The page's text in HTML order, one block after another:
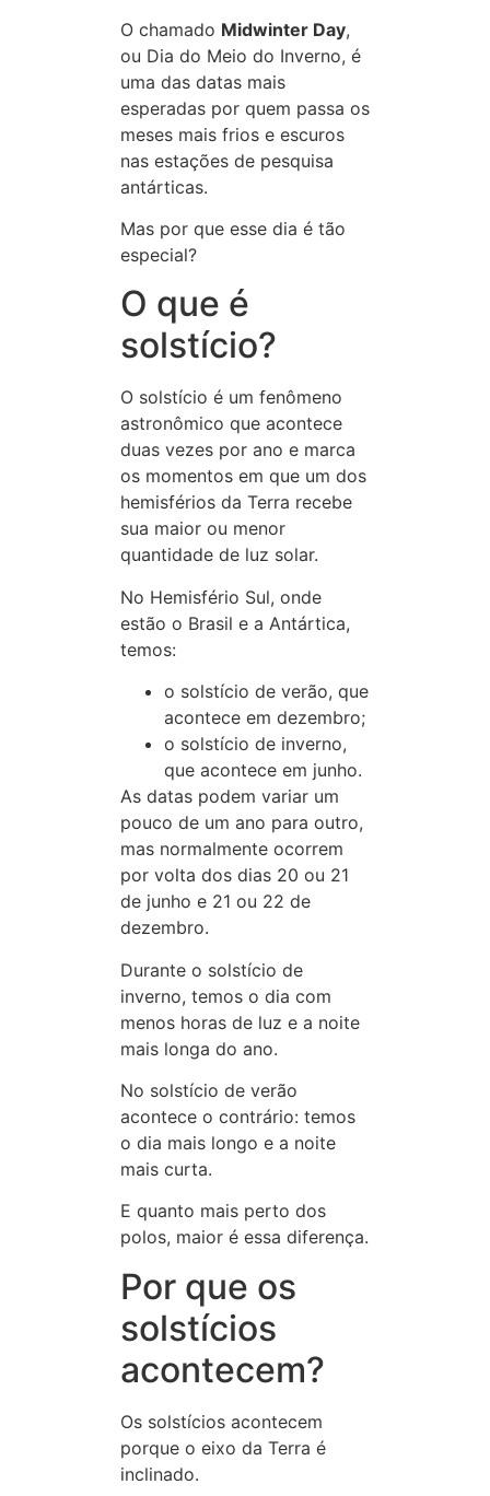
O chamado Midwinter Day,
ou Dia do Meio do Inverno, é
uma das datas mais
esperadas por quem passa os
meses mais frios e escuros
nas estações de pesquisa
antárticas.
Mas por que esse dia é tão
especial?
O que é
solstício?
O solstício é um fenômeno
astronômico que acontece
duas vezes por ano e marca
os momentos em que um dos
hemisférios da Terra recebe
sua maior ou menor
quantidade de luz solar.
No Hemisfério Sul, onde
estão o Brasil e a Antártica,
temos:
o solstício de verão, que
acontece em dezembro;
o solstício de inverno,
que acontece em junho.
As datas podem variar um
pouco de um ano para outro,
mas normalmente ocorrem
por volta dos dias 20 ou 21
de junho e 21 ou 22 de
dezembro.
Durante o solstício de
inverno, temos o dia com
menos horas de luz e a noite
mais longa do ano.
No solstício de verão
acontece o contrário: temos
o dia mais longo e a noite
mais curta.
E quanto mais perto dos
polos, maior é essa diferença.
Por que os
solstícios
acontecem?
Os solstícios acontecem
porque o eixo da Terra é
inclinado.